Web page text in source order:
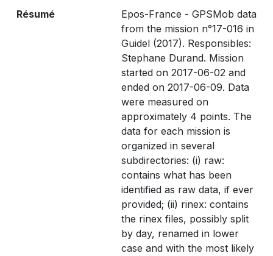
Résumé
Epos-France - GPSMob data
from the mission n°17-016 in
Guidel (2017). Responsibles:
Stephane Durand. Mission
started on 2017-06-02 and
ended on 2017-06-09. Data
were measured on
approximately 4 points. The
data for each mission is
organized in several
subdirectories: (i) raw:
contains what has been
identified as raw data, if ever
provided; (ii) rinex: contains
the rinex files, possibly split
by day, renamed in lower
case and with the most likely